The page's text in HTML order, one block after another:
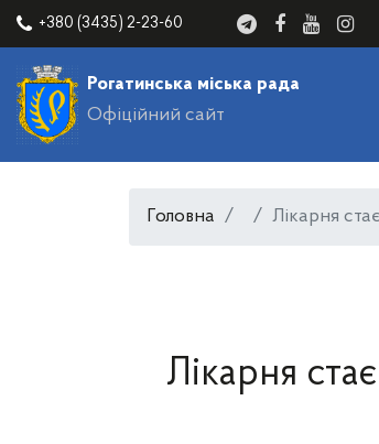
+380 (3435) 2-23-60
Рогатинська міська рада
Офіційний сайт
Головна Лікарня
Лікарня